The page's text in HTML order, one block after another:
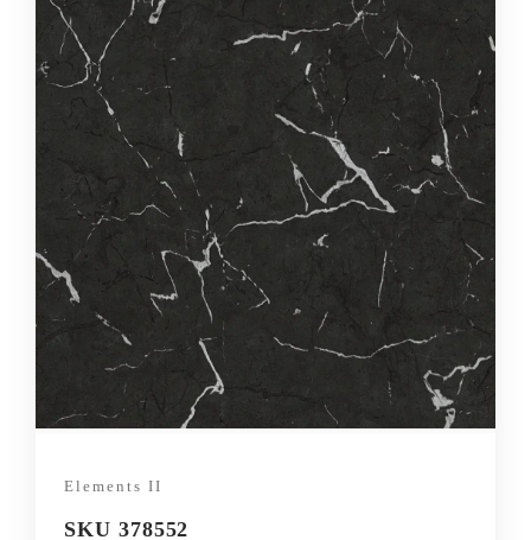
Elements II
SKU 378552